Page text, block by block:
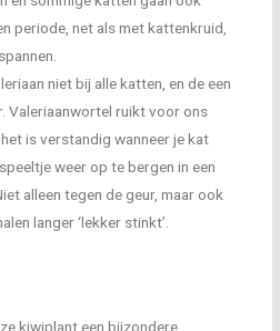
periode, net als met kattenkruid,
niet bij alle katten, en de een
Valeriaanwortel ruikt voor ons
is verstandig wanneer je kat
weer op te bergen in een
alleen tegen de geur, maar ook
langer ‘lekker stinkt’.
kiwiplant een bijzondere